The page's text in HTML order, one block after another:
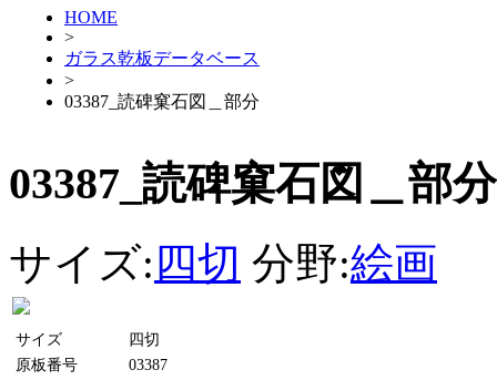
HOME
>
ガラス乾板データベース
>
03387_読碑窠石図＿部分
03387_読碑窠石図＿部分
サイズ: 四切 分野:絵画
サイズ
四切
原板番号
03387